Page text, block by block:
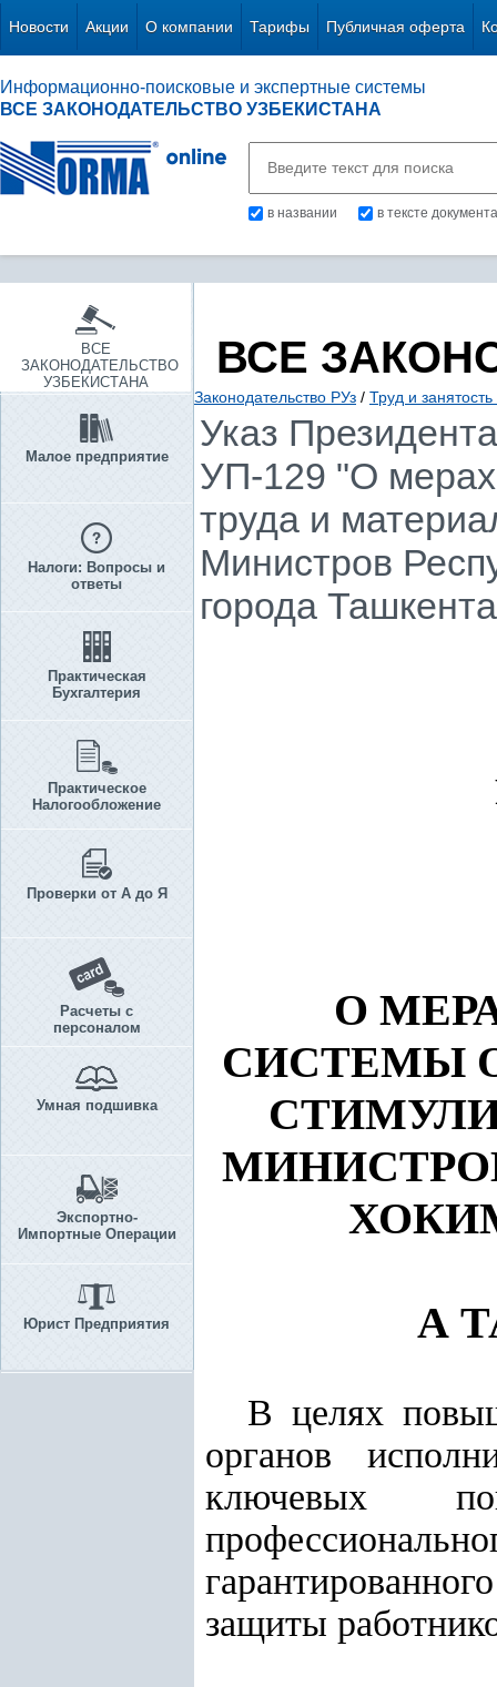
Новости Акции О компании Тарифы Публичная оферта
Информационно-поисковые и экспертные системы
ВСЕ ЗАКОНОДАТЕЛЬСТВО УЗБЕКИСТАНА
в названии в тексте документа
ВСЕ
ЗАКОНОДАТЕЛЬСТВО
УЗБЕКИСТАНА
Малое предприятие
Налоги: Вопросы и
ответы
Практическая
Бухгалтерия
Практическое
Налогообложение
Проверки от А до Я
Расчеты с
персоналом
Умная подшивка
Экспортно-
Импортные Операции
Юрист Предприятия
ВСЕ
Законодательство РУз / Труд и
Указ
УП-129 "О
труда и
Министров
города
О
СИСТЕМЫ
А
В целях
органов
ключевых
защиты